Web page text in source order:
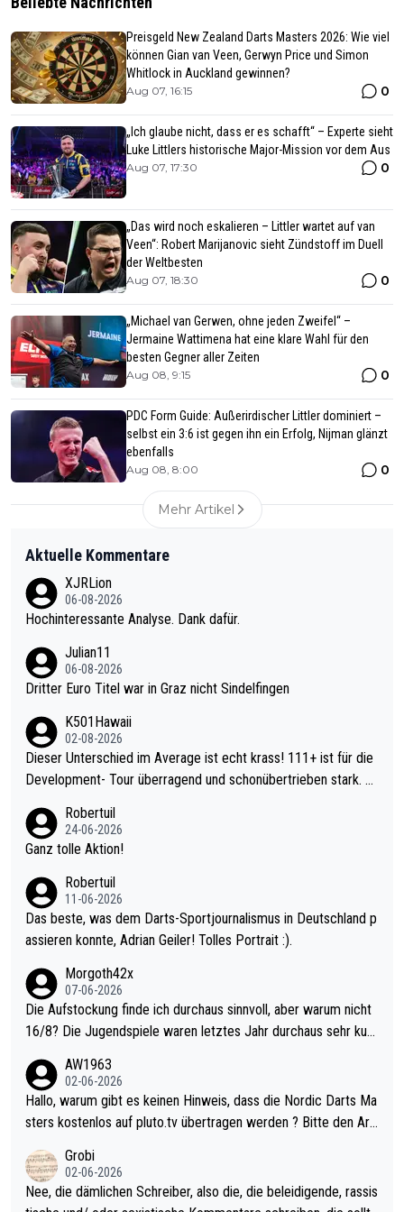
Preisgeld New Zealand Darts Masters 2026: Wie viel
können Gian van Veen, Gerwyn Price und Simon
Whitlock in Auckland gewinnen?
Aug 07, 16:15 0
„Ich glaube nicht, dass er es schafft“ – Experte sieht
Luke Littlers historische Major-Mission vor dem Aus
Aug 07, 17:30 0
„Das wird noch eskalieren – Littler wartet auf van
Veen“: Robert Marijanovic sieht Zündstoff im Duell
der Weltbesten
Aug 07, 18:30 0
„Michael van Gerwen, ohne jeden Zweifel“ –
Jermaine Wattimena hat eine klare Wahl für den
besten Gegner aller Zeiten
Aug 08, 9:15 0
PDC Form Guide: Außerirdischer Littler dominiert –
selbst ein 3:6 ist gegen ihn ein Erfolg, Nijman glänzt
ebenfalls
Aug 08, 8:00 0
Mehr Artikel
Aktuelle Kommentare
XJRLion
06-08-2026
Hochinteressante Analyse. Dank dafür.
Julian11
06-08-2026
Dritter Euro Titel war in Graz nicht Sindelfingen
K501Hawaii
02-08-2026
Dieser Unterschied im Average ist echt krass! 111+ ist für die
Development- Tour überragend und schonübertrieben stark. U
mal 40+ erst recht. Da gewinnst keinen Blumentopf - ist ja noc
h krasser wie ein Pokalspiel eines Kreisligisten vs einem Bund
Robertuil
24-06-2026
Ganz tolle Aktion!
Robertuil
11-06-2026
Das beste, was dem Darts-Sportjournalismus in Deutschland p
assieren konnte, Adrian Geiler! Tolles Portrait :).
Morgoth42x
07-06-2026
Die Aufstockung finde ich durchaus sinnvoll, aber warum nicht
16/8? Die Jugendspiele waren letztes Jahr durchaus sehr kurz
Allerdings ist Mitchell Lawrie als Nummer 1 der Welt eh qualifi
ziert. Somit ändert die automatische Qualifikation des Weltmei
sters erstmal nichts. Ich denke sie wollen damit für nächstes J
ohl wenig WDF Turniere spielen. Dies war bei Archie Self letzt
es Jahr der Fall. Er musste als amtierender Weltmeister durch
den Qualifier und ich glaube kaum, dass Mitchel sich das (in Ve
AW1963
02-06-2026
Hallo, warum gibt es keinen Hinweis, dass die Nordic Darts Ma
sters kostenlos auf pluto.tv übertragen werden ? Bitte den Arti
Grobi
02-06-2026
Nee, die dämlichen Schreiber, also die, die beleidigende, rassis